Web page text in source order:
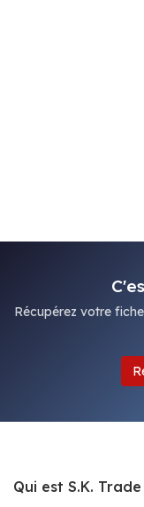
Récupérez votre
Qui est S.K.